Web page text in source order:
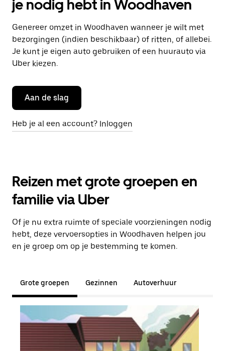
je nodig hebt in Woodhaven
Genereer omzet in Woodhaven wanneer je wilt met
bezorgingen (indien beschikbaar) of ritten, of allebei.
Je kunt je eigen auto gebruiken of een huurauto via
Uber kiezen.
Aan de slag
Heb je al een account? Inloggen
Reizen met grote groepen en
familie via Uber
Of je nu extra ruimte of speciale voorzieningen nodig
hebt, deze vervoersopties in Woodhaven helpen jou
en je groep om op je bestemming te komen.
Grote groepen Gezinnen Autoverhuur